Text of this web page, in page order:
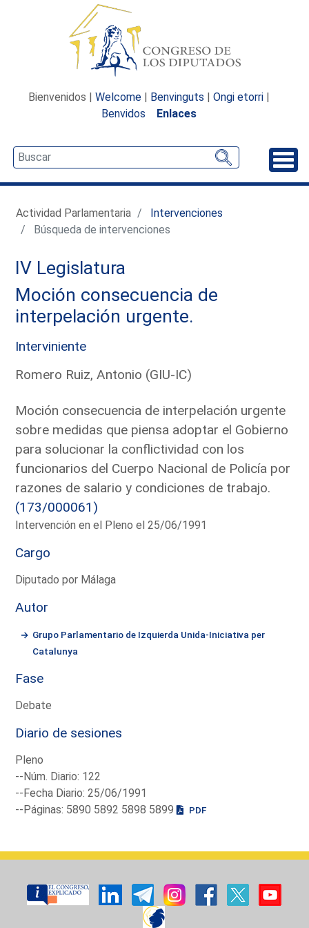
Bienvenidos | Welcome | Benvinguts | Ongi etorri |
Benvidos
Enlaces
Actividad Parlamentaria
Intervenciones
Búsqueda de intervenciones
IV Legislatura
Moción consecuencia de
interpelación urgente.
Interviniente
Romero Ruiz, Antonio (GIU-IC)
Moción consecuencia de interpelación urgente
sobre medidas que piensa adoptar el Gobierno
para solucionar la conflictividad con los
funcionarios del Cuerpo Nacional de Policía por
razones de salario y condiciones de trabajo.
(173/000061)
Intervención en el Pleno el 25/06/1991
Cargo
Diputado por Málaga
Autor
Grupo Parlamentario de Izquierda Unida-Iniciativa per
Catalunya
Fase
Debate
Diario de sesiones
Pleno
--Núm. Diario: 122
--Fecha Diario: 25/06/1991
--Páginas: 5890 5892 5898 5899
PDF